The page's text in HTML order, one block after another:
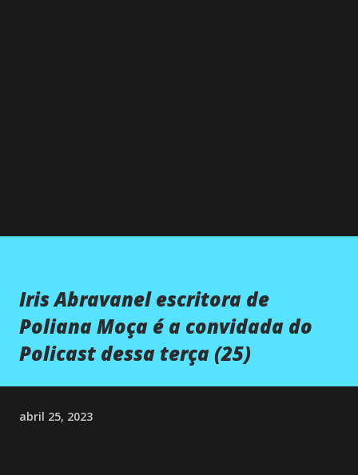
Iris Abravanel escritora de
Poliana Moça é a convidada do
Policast dessa terça (25)
abril 25, 2023